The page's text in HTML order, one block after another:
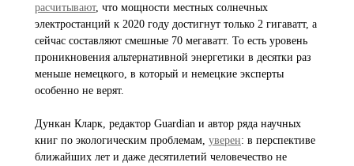
расчитывают, что мощности местных солнечных
электростанций к 2020 году достигнут только 2 гигаватт, а
сейчас составляют смешные 70 мегаватт. То есть уровень
проникновения альтернативной энергетики в десятки раз
меньше немецкого, в который и немецкие эксперты
особенно не верят.
Дункан Кларк, редактор Guardian и автор ряда научных
книг по экологическим проблемам, уверен: в перспективе
ближайших лет и даже десятилетий человечество не